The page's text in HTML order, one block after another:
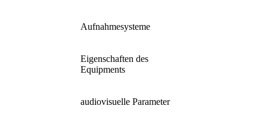
Aufnahmesysteme
Eigenschaften des
Equipments
audiovisuelle Parameter